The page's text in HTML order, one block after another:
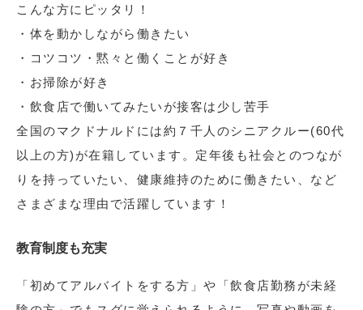
こんな方にピッタリ！
・体を動かしながら働きたい
・コツコツ・黙々と働くことが好き
・お掃除が好き
・飲食店で働いてみたいが接客は少し苦手
全国のマクドナルドには約７千人のシニアクルー(60代
以上の方)が在籍しています。定年後も社会とのつなが
りを持っていたい、健康維持のために働きたい、など
さまざまな理由で活躍しています！
教育制度も充実
「初めてアルバイトをする方」や「飲食店勤務が未経